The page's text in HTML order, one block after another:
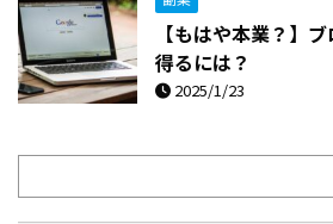
【もはや本業？】
得るには？
2025/1/23